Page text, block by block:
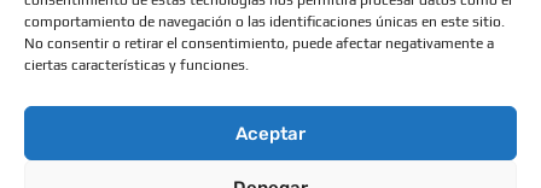
comportamiento de navegación o las identificaciones únicas en este sitio.
No consentir o retirar el consentimiento, puede afectar negativamente a
ciertas características y funciones.
Aceptar